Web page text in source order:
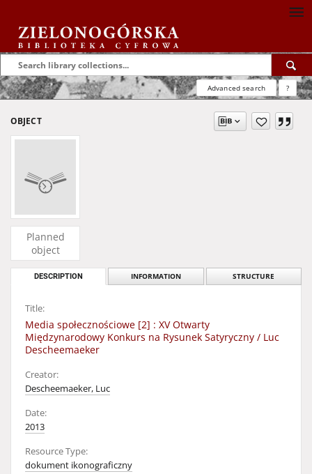
Advanced search ?
OBJECT
Planned
object
DESCRIPTION INFORMATION STRUCTURE
Title:
Media społecznościowe [2] : XV Otwarty
Międzynarodowy Konkurs na Rysunek Satyryczny / Luc
Descheemaeker
Creator:
Descheemaeker, Luc
Date:
2013
Resource Type:
dokument ikonograficzny